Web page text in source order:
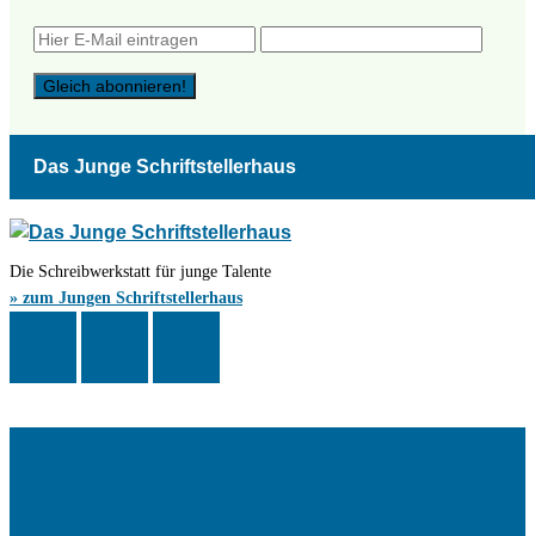
Das Junge Schriftstellerhaus
Die Schreibwerkstatt für junge Talente
» zum Jungen Schriftstellerhaus